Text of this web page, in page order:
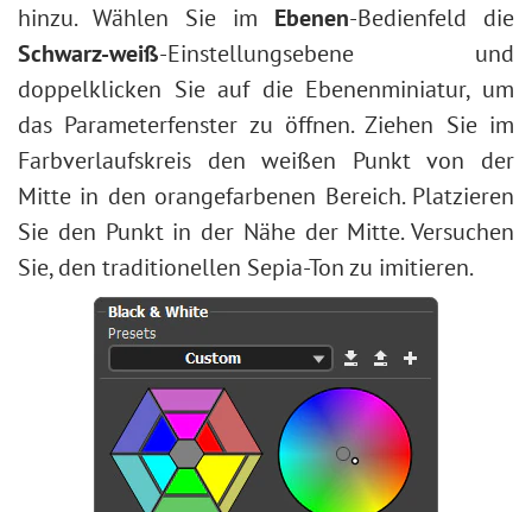
hinzu. Wählen Sie im Ebenen-Bedienfeld die
Schwarz-weiß-Einstellungsebene und
doppelklicken Sie auf die Ebenenminiatur, um
das Parameterfenster zu öffnen. Ziehen Sie im
Farbverlaufskreis den weißen Punkt von der
Mitte in den orangefarbenen Bereich. Platzieren
Sie den Punkt in der Nähe der Mitte. Versuchen
Sie, den traditionellen Sepia-Ton zu imitieren.